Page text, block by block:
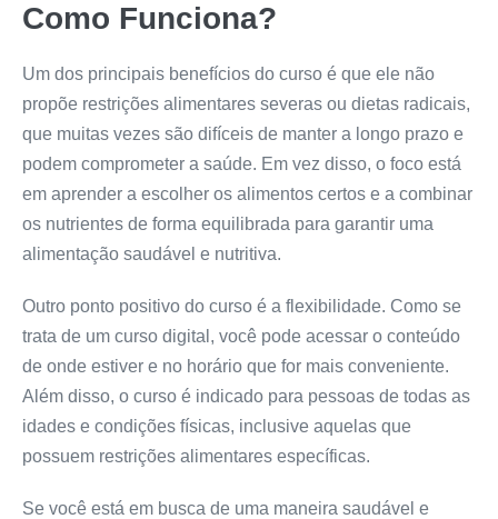
Como Funciona?
Um dos principais benefícios do curso é que ele não
propõe restrições alimentares severas ou dietas radicais,
que muitas vezes são difíceis de manter a longo prazo e
podem comprometer a saúde. Em vez disso, o foco está
em aprender a escolher os alimentos certos e a combinar
os nutrientes de forma equilibrada para garantir uma
alimentação saudável e nutritiva.
Outro ponto positivo do curso é a flexibilidade. Como se
trata de um curso digital, você pode acessar o conteúdo
de onde estiver e no horário que for mais conveniente.
Além disso, o curso é indicado para pessoas de todas as
idades e condições físicas, inclusive aquelas que
possuem restrições alimentares específicas.
Se você está em busca de uma maneira saudável e